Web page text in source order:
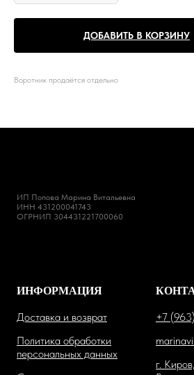
ДОБАВИТЬ В КОРЗИНУ
Воротник продаётся отдельно
ИП Попова Марина Витальевна
ИНН 431200041743
ОГРНИП 304431221700060
ИНФОРМАЦИЯ
Доставка и возврат
Политика обработки
персональных данных
+7
г.